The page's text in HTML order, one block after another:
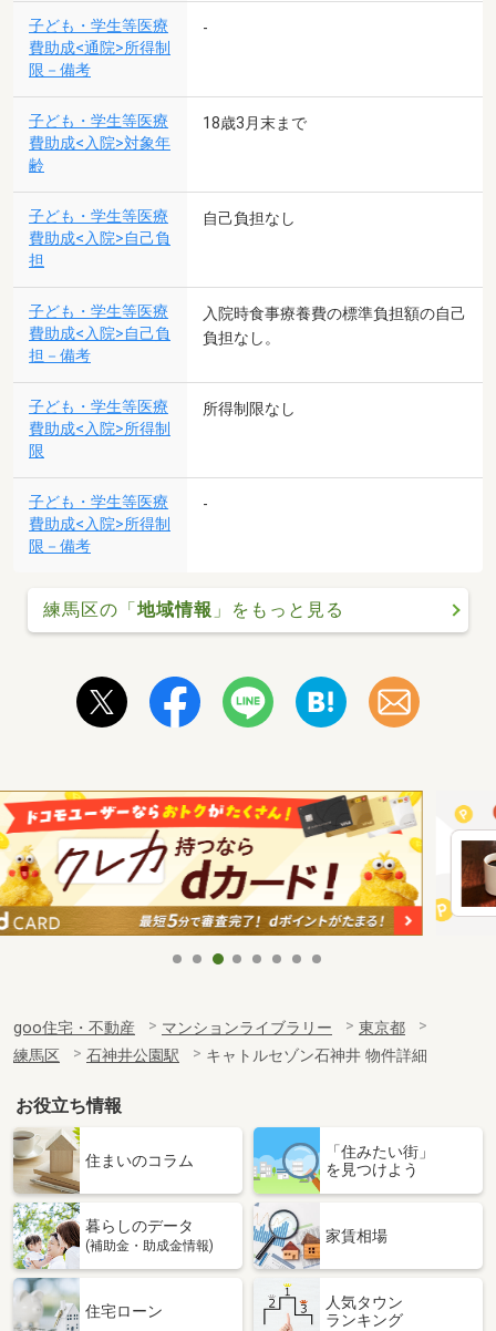
子ども・学生等医療
費助成<通院>所得制
限－備考
-
子ども・学生等医療
費助成<入院>対象年
齢
18歳3月末まで
子ども・学生等医療
費助成<入院>自己負
担
自己負担なし
子ども・学生等医療
費助成<入院>自己負
担－備考
入院時食事療養費の標準負担額の自己
負担なし。
子ども・学生等医療
費助成<入院>所得制
限
所得制限なし
子ども・学生等医療
費助成<入院>所得制
限－備考
-
練馬区の「地域情報 」をもっと見る
goo住宅・不動産 マンションライブラリー
東京都
練馬区
石神井公園駅 キャトルセゾン石神井 物件詳細
お役立ち情報
住まいのコラム
「住みたい街」
を見つけよう
暮らしのデータ
(補助金・助成金情報)
家賃相場
住宅ローン
人気タウン
ランキング